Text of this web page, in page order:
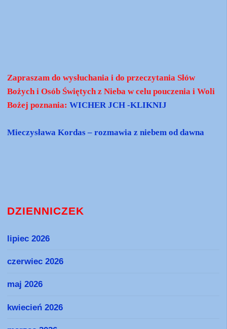
Zapraszam do wysłuchania i do przeczytania Słów
Bożych i Osób Świętych z Nieba w celu pouczenia i Woli
Bożej poznania:WICHER JCH -KLIKNIJ
Mieczysława Kordas – rozmawia z niebem od dawna
DZIENNICZEK
lipiec 2026
czerwiec 2026
maj 2026
kwiecień 2026